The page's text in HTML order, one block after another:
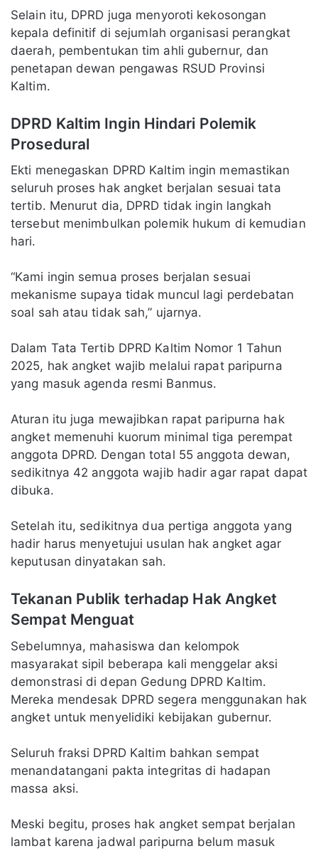
Selain itu, DPRD juga menyoroti kekosongan
kepala definitif di sejumlah organisasi perangkat
daerah, pembentukan tim ahli gubernur, dan
penetapan dewan pengawas RSUD Provinsi
Kaltim.
DPRD Kaltim Ingin Hindari Polemik
Prosedural
Ekti menegaskan DPRD Kaltim ingin memastikan
seluruh proses hak angket berjalan sesuai tata
tertib. Menurut dia, DPRD tidak ingin langkah
tersebut menimbulkan polemik hukum di kemudian
hari.
“Kami ingin semua proses berjalan sesuai
mekanisme supaya tidak muncul lagi perdebatan
soal sah atau tidak sah,” ujarnya.
Dalam Tata Tertib DPRD Kaltim Nomor 1 Tahun
2025, hak angket wajib melalui rapat paripurna
yang masuk agenda resmi Banmus.
Aturan itu juga mewajibkan rapat paripurna hak
angket memenuhi kuorum minimal tiga perempat
anggota DPRD. Dengan total 55 anggota dewan,
sedikitnya 42 anggota wajib hadir agar rapat dapat
dibuka.
Setelah itu, sedikitnya dua pertiga anggota yang
hadir harus menyetujui usulan hak angket agar
keputusan dinyatakan sah.
Tekanan Publik terhadap Hak Angket
Sempat Menguat
Sebelumnya, mahasiswa dan kelompok
masyarakat sipil beberapa kali menggelar aksi
demonstrasi di depan Gedung DPRD Kaltim.
Mereka mendesak DPRD segera menggunakan hak
angket untuk menyelidiki kebijakan gubernur.
Seluruh fraksi DPRD Kaltim bahkan sempat
menandatangani pakta integritas di hadapan
massa aksi.
Meski begitu, proses hak angket sempat berjalan
lambat karena jadwal paripurna belum masuk